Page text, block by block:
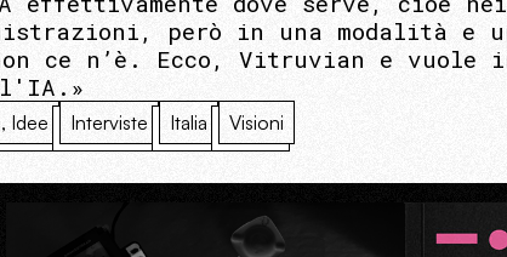
però in una modalità
ce n’è. Ecco, Vitruvian e
Idee Interviste Italia Visioni